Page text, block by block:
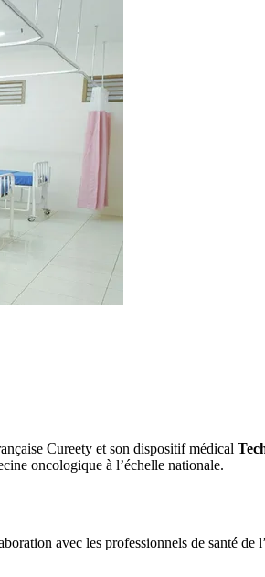
Cureety et son dispositif médical
oncologique à l’échelle nationale.
avec les professionnels de santé